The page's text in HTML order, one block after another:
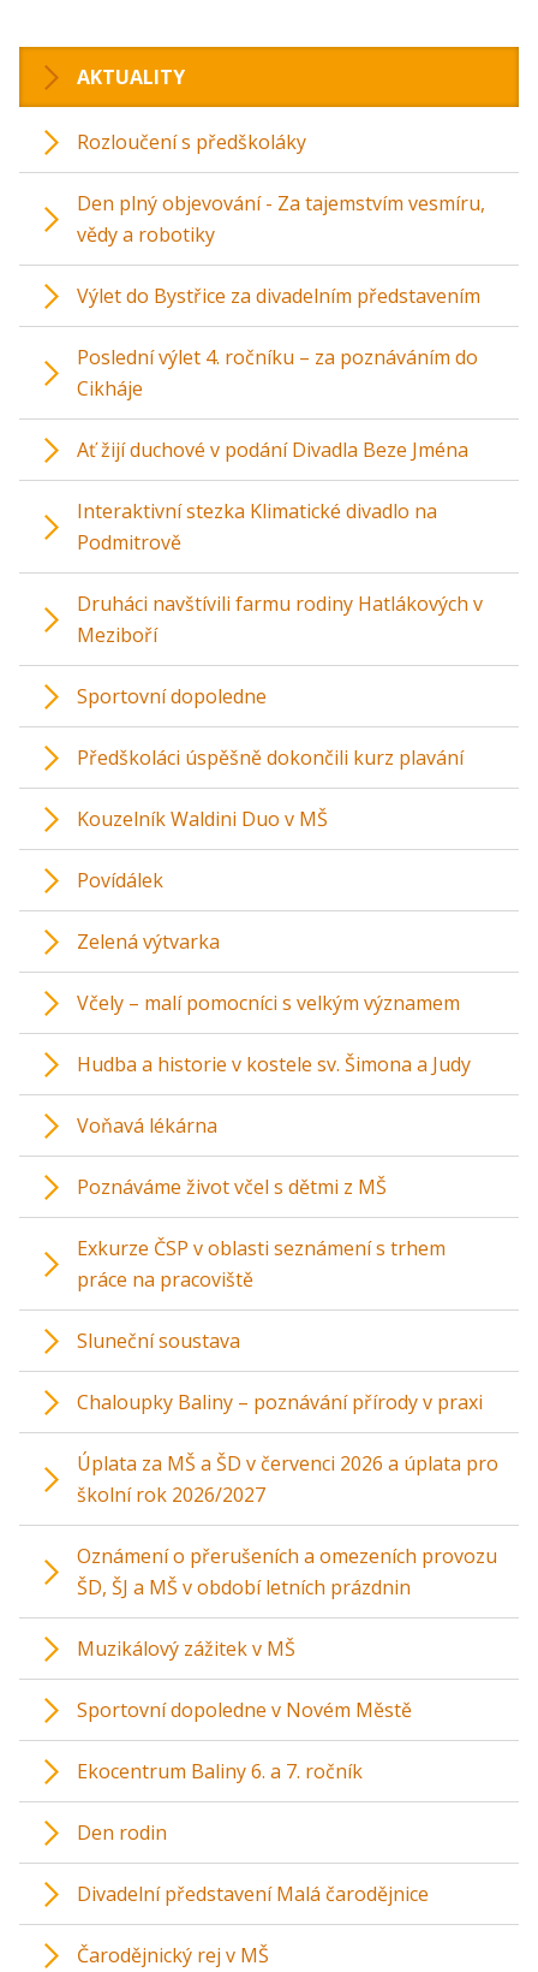
AKTUALITY
Rozloučení s předškoláky
Den plný objevování - Za tajemstvím vesmíru,
vědy a robotiky
Výlet do Bystřice za divadelním představením
Poslední výlet 4. ročníku – za poznáváním do
Cikháje
Ať žijí duchové v podání Divadla Beze Jména
Interaktivní stezka Klimatické divadlo na
Podmitrově
Druháci navštívili farmu rodiny Hatlákových v
Meziboří
Sportovní dopoledne
Předškoláci úspěšně dokončili kurz plavání
Kouzelník Waldini Duo v MŠ
Povídálek
Zelená výtvarka
Včely – malí pomocníci s velkým významem
Hudba a historie v kostele sv. Šimona a Judy
Voňavá lékárna
Poznáváme život včel s dětmi z MŠ
Exkurze ČSP v oblasti seznámení s trhem
práce na pracoviště
Sluneční soustava
Chaloupky Baliny – poznávání přírody v praxi
Úplata za MŠ a ŠD v červenci 2026 a úplata pro
školní rok 2026/2027
Oznámení o přerušeních a omezeních provozu
ŠD, ŠJ a MŠ v období letních prázdnin
Muzikálový zážitek v MŠ
Sportovní dopoledne v Novém Městě
Ekocentrum Baliny 6. a 7. ročník
Den rodin
Divadelní představení Malá čarodějnice
Čarodějnický rej v MŠ